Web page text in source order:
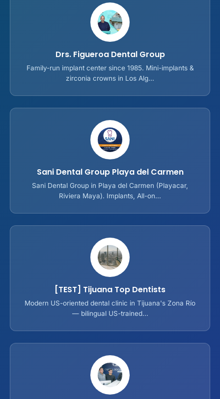
Drs. Figueroa Dental Group
Family-run implant center since 1985. Mini-implants &
zirconia crowns in Los Alg...
Sani Dental Group Playa del Carmen
Sani Dental Group in Playa del Carmen (Playacar,
Riviera Maya). Implants, All-on...
[TEST] Tijuana Top Dentists
Modern US-oriented dental clinic in Tijuana's Zona Río
— bilingual US-trained...